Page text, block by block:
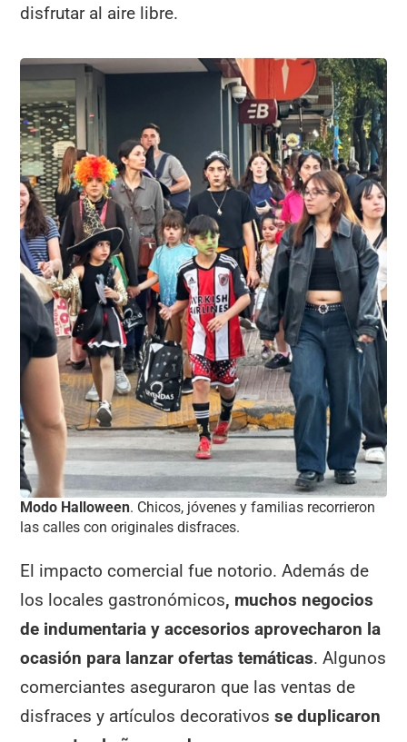
disfrutar al aire libre.
Modo Halloween. Chicos, jóvenes y familias recorrieron
las calles con originales disfraces.
El impacto comercial fue notorio. Además de
los locales gastronómicos, muchos negocios
de indumentaria y accesorios aprovecharon la
ocasión para lanzar ofertas temáticas. Algunos
comerciantes aseguraron que las ventas de
disfraces y artículos decorativosse duplicaron